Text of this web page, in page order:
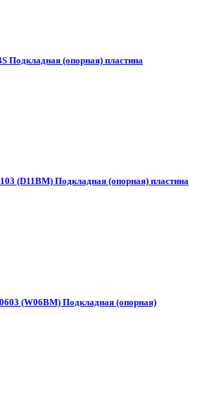
Подкладная (опорная) пластина
(D11BM) Подкладная (опорная) пластина
(W06BM) Подкладная (опорная)